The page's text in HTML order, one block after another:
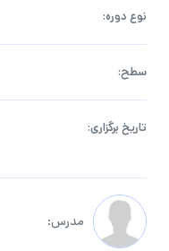
نوع دوره:
سطح:
تاریخ برگزاری:
مدرس: